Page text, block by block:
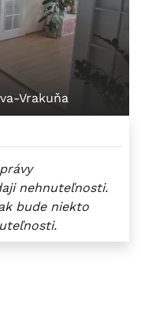
Vrakuňa
nehnuteľnosti.
bude niekto